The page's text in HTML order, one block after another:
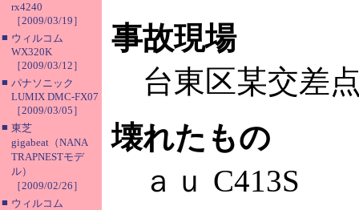
rx4240
［2009/03/19］
■ ウィルコム
WX320K
［2009/03/12］
■ パナソニック
LUMIX DMC-FX07
［2009/03/05］
■ 東芝
gigabeat（NANA
TRAPNESTモデ
ル）
［2009/02/26］
■ ウィルコム
事故現場
台東区某交差
壊れたもの
ａｕ C413S